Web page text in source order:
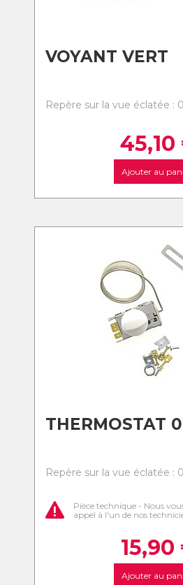
VOYANT VERT
Repère sur la vue éclatée : 0
45,10
Ajouter au
THERMOSTAT
Repère sur la vue éclatée : 0
Pièce technique - Nous
appel à l'un de nos
15,90
Ajouter au